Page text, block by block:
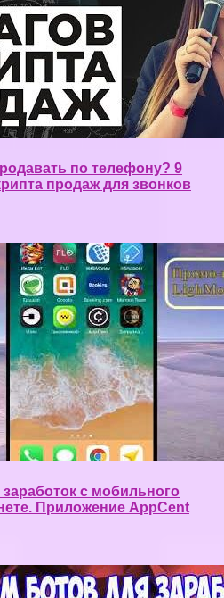
по телефону? 9
продаж для звонков
с мобильного
Приложение AppCent